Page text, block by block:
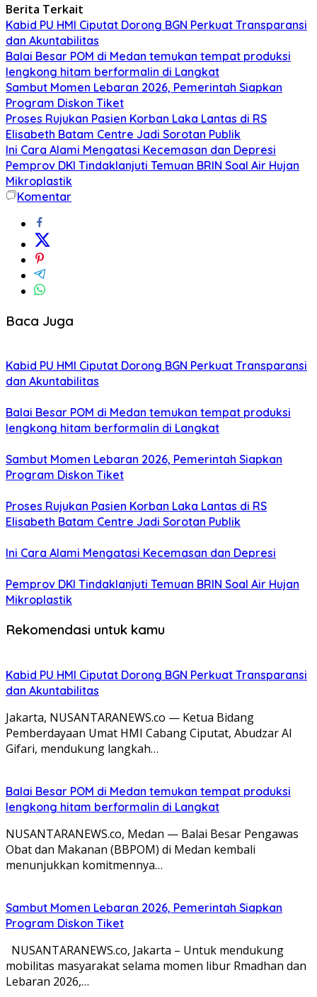
Berita Terkait
Kabid PU HMI Ciputat Dorong BGN Perkuat Transparansi
dan Akuntabilitas
Balai Besar POM di Medan temukan tempat produksi
lengkong hitam berformalin di Langkat
Sambut Momen Lebaran 2026, Pemerintah Siapkan
Program Diskon Tiket
Proses Rujukan Pasien Korban Laka Lantas di RS
Elisabeth Batam Centre Jadi Sorotan Publik
Ini Cara Alami Mengatasi Kecemasan dan Depresi
Pemprov DKI Tindaklanjuti Temuan BRIN Soal Air Hujan
Mikroplastik
Komentar
Baca Juga
Kabid PU HMI Ciputat Dorong BGN Perkuat Transparansi
dan Akuntabilitas
Balai Besar POM di Medan temukan tempat produksi
lengkong hitam berformalin di Langkat
Sambut Momen Lebaran 2026, Pemerintah Siapkan
Program Diskon Tiket
Proses Rujukan Pasien Korban Laka Lantas di RS
Elisabeth Batam Centre Jadi Sorotan Publik
Ini Cara Alami Mengatasi Kecemasan dan Depresi
Pemprov DKI Tindaklanjuti Temuan BRIN Soal Air Hujan
Mikroplastik
Rekomendasi untuk kamu
Kabid PU HMI Ciputat Dorong BGN Perkuat Transparansi
dan Akuntabilitas
Jakarta, NUSANTARANEWS.co — Ketua Bidang
Pemberdayaan Umat HMI Cabang Ciputat, Abudzar Al
Gifari, mendukung langkah…
Balai Besar POM di Medan temukan tempat produksi
lengkong hitam berformalin di Langkat
NUSANTARANEWS.co, Medan — Balai Besar Pengawas
Obat dan Makanan (BBPOM) di Medan kembali
menunjukkan komitmennya…
Sambut Momen Lebaran 2026, Pemerintah Siapkan
Program Diskon Tiket
NUSANTARANEWS.co, Jakarta – Untuk mendukung
mobilitas masyarakat selama momen libur Rmadhan dan
Lebaran 2026,…